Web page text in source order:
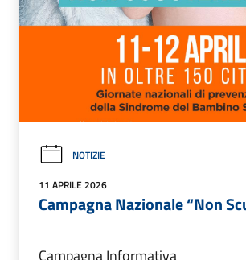
NOTIZIE
11 APRILE 2026
Campagna Nazionale “Non